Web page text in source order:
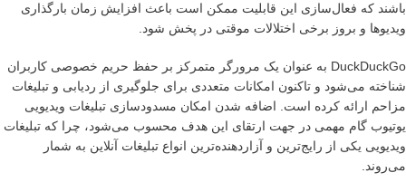
باشند که فعال‌سازی این قابلیت ممکن است باعث افزایش زمان بارگذاری
ویدیوها و بروز برخی اختلالات موقتی در پخش شود.
DuckDuckGo به عنوان یک مرورگر متمرکز بر حفظ حریم خصوصی کاربران
شناخته می‌شود و تاکنون امکانات متعددی برای جلوگیری از ردیابی و تبلیغات
مزاحم ارائه کرده است. اضافه شدن امکان مسدودسازی تبلیغات ویدیویی
یوتیوب گام مهمی در جهت ارتقای این هدف محسوب می‌شود، چرا که تبلیغات
ویدیویی یکی از رایج‌ترین و آزاردهنده‌ترین انواع تبلیغات آنلاین به شمار
می‌روند.